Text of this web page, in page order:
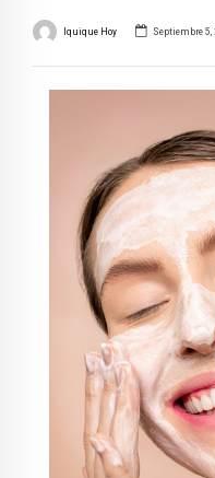
Iquique Hoy Septiembre 5,